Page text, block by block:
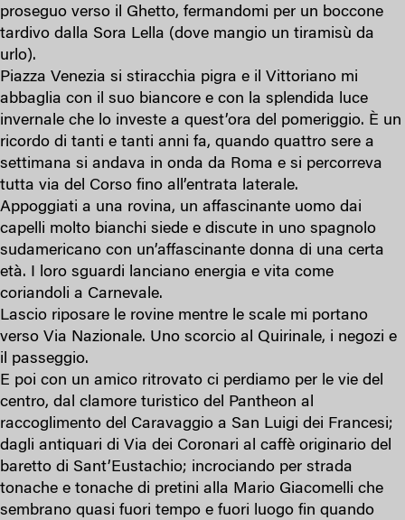
proseguo verso il Ghetto, fermandomi per un boccone
tardivo dalla Sora Lella (dove mangio un tiramisù da
urlo).
Piazza Venezia si stiracchia pigra e il Vittoriano mi
abbaglia con il suo biancore e con la splendida luce
invernale che lo investe a quest’ora del pomeriggio. È un
ricordo di tanti e tanti anni fa, quando quattro sere a
settimana si andava in onda da Roma e si percorreva
tutta via del Corso fino all’entrata laterale.
Appoggiati a una rovina, un affascinante uomo dai
capelli molto bianchi siede e discute in uno spagnolo
sudamericano con un’affascinante donna di una certa
età. I loro sguardi lanciano energia e vita come
coriandoli a Carnevale.
Lascio riposare le rovine mentre le scale mi portano
verso Via Nazionale. Uno scorcio al Quirinale, i negozi e
il passeggio.
E poi con un amico ritrovato ci perdiamo per le vie del
centro, dal clamore turistico del Pantheon al
raccoglimento del Caravaggio a San Luigi dei Francesi;
dagli antiquari di Via dei Coronari al caffè originario del
baretto di Sant’Eustachio; incrociando per strada
tonache e tonache di pretini alla Mario Giacomelli che
sembrano quasi fuori tempo e fuori luogo fin quando